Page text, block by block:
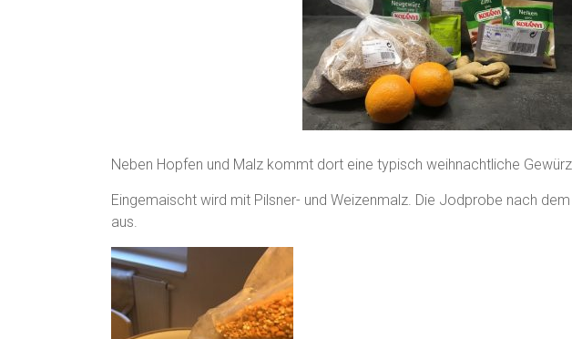
Neben Hopfen und Malz kommt dort eine typisch weihnachtliche
Eingemaischt wird mit Pilsner- und Weizenmalz. Die Jodprobe nach
aus.